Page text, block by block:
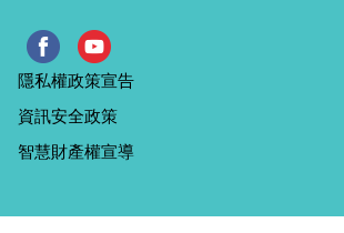
隱私權政策宣告
資訊安全政策
智慧財產權宣導